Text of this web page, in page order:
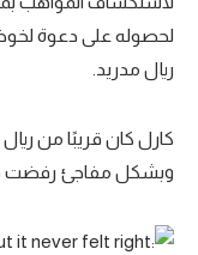
لحصوله على دعوة لخوض
ريال مدريد.
كارل كان قريبًا من
وبشكل مفاجئ رفضت